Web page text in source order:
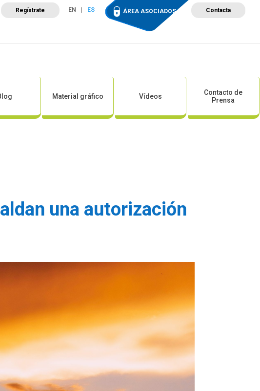
Regístrate EN ES ÁREA ASOCIADOS Contacta
Campus de Formación
Material gráfico Vídeos
Contacto de
Prensa
una autorización